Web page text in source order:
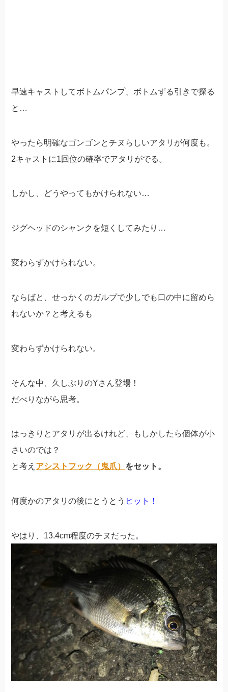
早速キャストしてボトムパンプ、ボトムずる引きで探る
と…
やったら明確なゴンゴンとチヌらしいアタリが何度も。
2キャストに1回位の確率でアタリがでる。
しかし、どうやってもかけられない…
ジグヘッドのシャンクを短くしてみたり…
変わらずかけられない。
ならばと、せっかくのガルプで少しでも口の中に留めら
れないか？と考えるも
変わらずかけられない。
そんな中、久しぶりのYさん登場！
だべりながら思考。
はっきりとアタリが出るけれど、もしかしたら個体が小
さいのでは？
と考え アシストフック（鬼爪） をセット。
何度かのアタリの後にとうとう ヒット！
やはり、13.4cm程度のチヌだった。